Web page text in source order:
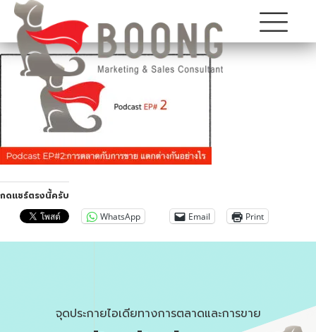
กดแชร์ตรงนี้ครับ
WhatsApp Email Print
จุดประกายไอเดียทางการตลาดและการขาย